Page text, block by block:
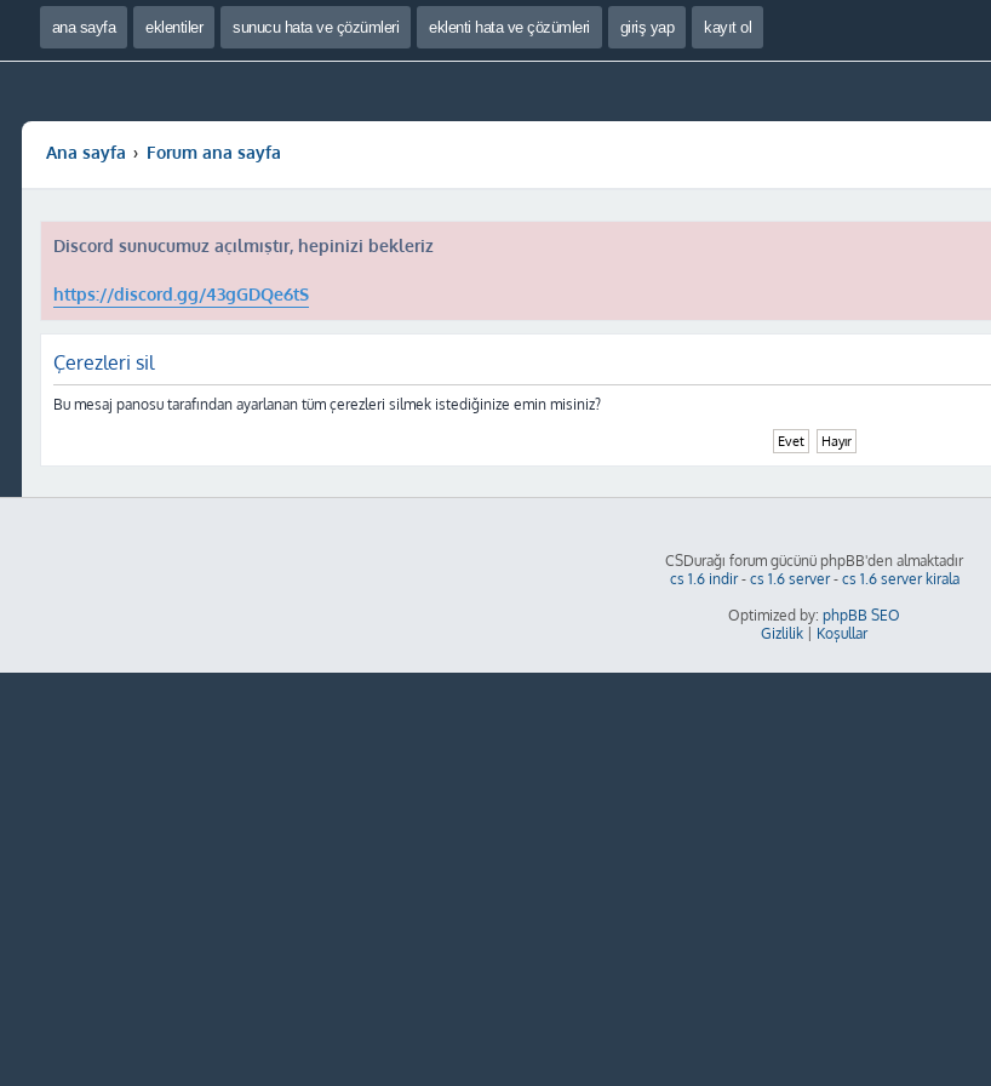
ana sayfa eklentiler sunucu hata ve çözümleri eklenti hata ve çözümleri giriş yap kayıt ol
Ana sayfa Forum ana sayfa
Discord sunucumuz açılmıştır, hepinizi bekleriz
https://discord.gg/43gGDQe6tS
Çerezleri sil
Bu mesaj panosu tarafından ayarlanan tüm çerezleri silmek istediğinize emin misiniz?
CSDurağı forum gücünü phpBB'den almaktadır
cs 1.6 indir- cs 1.6 server- cs 1.6 server kirala
Optimized by: phpBB SEO
Gizlilik
Koşullar